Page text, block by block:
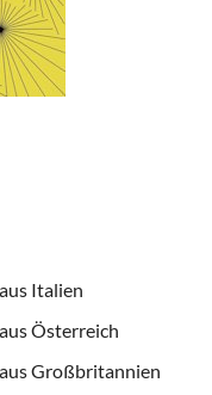
Italien
Österreich
aus Großbritannien